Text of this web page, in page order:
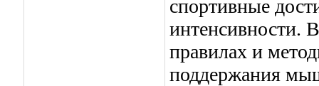
спортивные
интенсивности.
правилах и
поддержания